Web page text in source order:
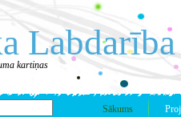
Labdarība
kartiņas
Sākums